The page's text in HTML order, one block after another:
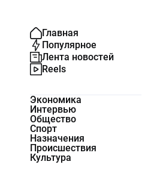
Главная
Популярное
Лента новостей
Reels
Экономика
Интервью
Общество
Спорт
Назначения
Происшествия
Культура